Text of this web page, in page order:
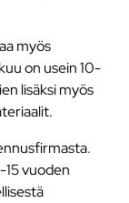
myös
on usein 10-
lisäksi myös
vuoden